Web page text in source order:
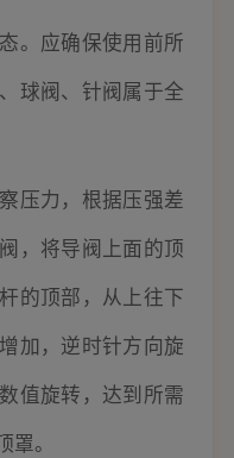
。应确保使用前所
球阀、针阀属于全
压力，根据压强差
，将导阀上面的顶
的顶部，从上往下
加，逆时针方向旋
值旋转，达到所需
。